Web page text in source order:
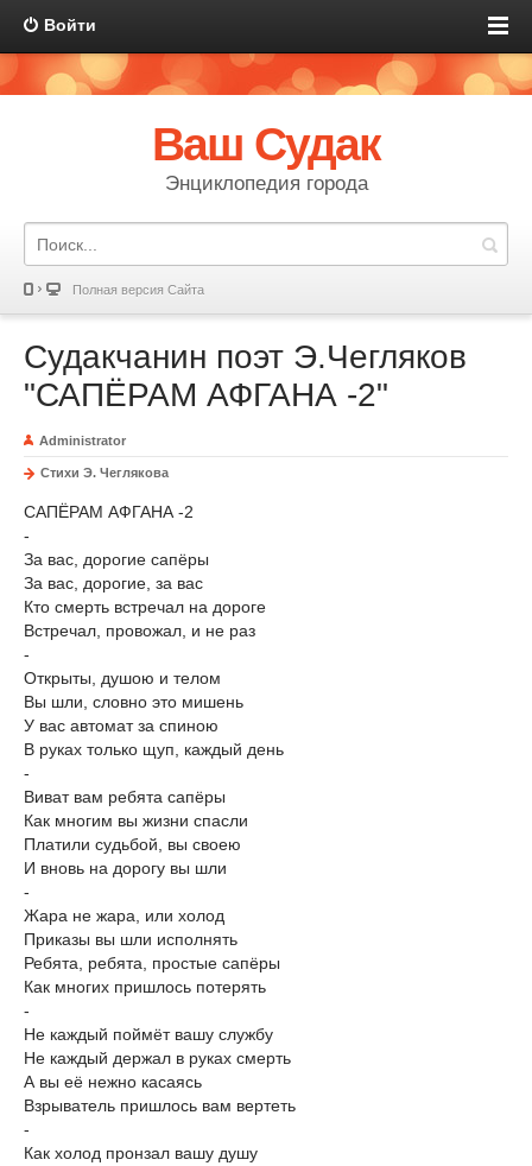
Войти
Ваш Судак
Энциклопедия города
Полная версия Сайта
Судакчанин поэт Э.Чегляков
"САПЁРАМ АФГАНА -2"
Administrator
Стихи Э. Чеглякова
САПЁРАМ АФГАНА -2
-
За вас, дорогие сапёры
За вас, дорогие, за вас
Кто смерть встречал на дороге
Встречал, провожал, и не раз
-
Открыты, душою и телом
Вы шли, словно это мишень
У вас автомат за спиною
В руках только щуп, каждый день
-
Виват вам ребята сапёры
Как многим вы жизни спасли
Платили судьбой, вы своею
И вновь на дорогу вы шли
-
Жара не жара, или холод
Приказы вы шли исполнять
Ребята, ребята, простые сапёры
Как многих пришлось потерять
-
Не каждый поймёт вашу службу
Не каждый держал в руках смерть
А вы её нежно касаясь
Взрыватель пришлось вам вертеть
-
Как холод пронзал вашу душу